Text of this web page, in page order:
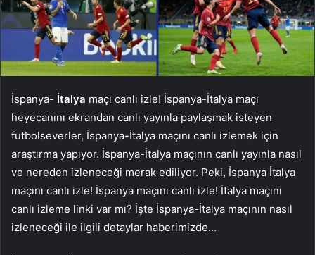
İspanya- İtalya maçı canlı izle! İspanya-İtalya maçı
heyecanını ekrandan canlı yayınla paylaşmak isteyen
futbolseverler, İspanya-İtalya maçını canlı izlemek için
araştırma yapıyor. İspanya-İtalya maçının canlı yayınla nasıl
ve nereden izleneceği merak ediliyor. Peki, İspanya İtalya
maçını canlı izle! İspanya maçını canlı izle! İtalya maçını
canlı izleme linki var mı? İşte İspanya-İtalya maçının nasıl
izleneceği ile ilgili detaylar haberimizde…